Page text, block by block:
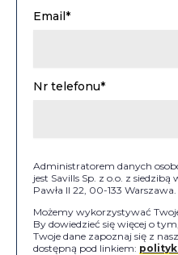
Email*
Nr telefonu*
Administratorem danych
jest Savills Sp. z o.o. z
Pawła II 22, 00-133 Warszawa.
Możemy wykorzystywać
By dowiedzieć się więcej o
Twoje dane zapoznaj się z
dostępną pod linkiem: